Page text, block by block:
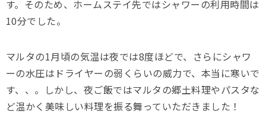
す。そのため、ホームステイ先ではシャワーの利用時間は
10分でした。
マルタの1月頃の気温は夜では8度ほどで、さらにシャワ
ーの水圧はドライヤーの弱くらいの威力で、本当に寒いで
す、、。しかし、夜ご飯ではマルタの郷土料理やパスタな
ど温かく美味しい料理を振る舞っていただきました！